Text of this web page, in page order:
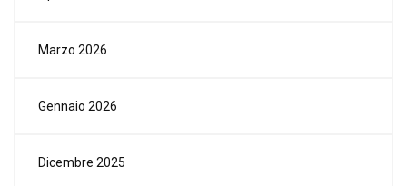
Marzo 2026
Gennaio 2026
Dicembre 2025